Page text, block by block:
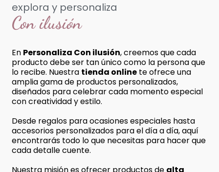
explora y personaliza
Con ilusión
En Personaliza Con ilusión, creemos que cada
producto debe ser tan único como la persona que
lo recibe. Nuestra tienda online te ofrece una
amplia gama de productos personalizados,
diseñados para celebrar cada momento especial
con creatividad y estilo.
Desde regalos para ocasiones especiales hasta
accesorios personalizados para el día a día, aquí
encontrarás todo lo que necesitas para hacer que
cada detalle cuente.